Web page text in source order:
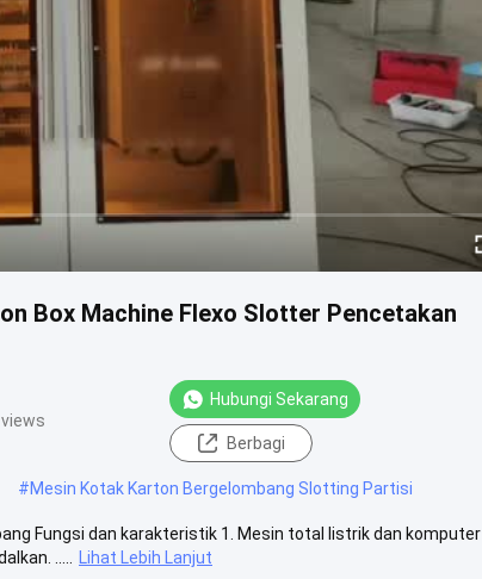
Box Machine Flexo Slotter Pencetakan
Hubungi Sekarang
Berbagi
#Mesin Kotak Karton Bergelombang Slotting Partisi
Fungsi dan karakteristik 1. Mesin total listrik dan komputer
.....
Lihat Lebih Lanjut